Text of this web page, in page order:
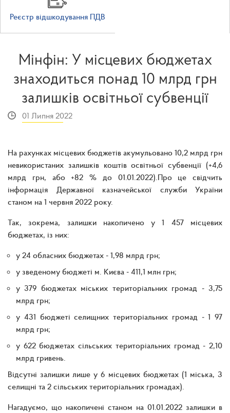
Реєстр відшкодування ПДВ
Мінфін: У місцевих бюджетах
знаходиться понад 10 млрд грн
залишків освітньої субвенції
01 Липня 2022
На рахунках місцевих бюджетів акумульовано 10,2 млрд грн
невикористаних залишків коштів освітньої субвенції (+4,6
млрд грн, або +82 % до 01.01.2022).Про це свідчить
інформація Державної казначейської служби України
станом на 1 червня 2022 року.
Так, зокрема, залишки накопичено у 1 457 місцевих
бюджетах, із них:
у 24 обласних бюджетах ‒ 1,98 млрд грн;
у зведеному бюджеті м. Києва ‒ 411,1 млн грн;
у 379 бюджетах міських територіальних громад ‒ 3,75
млрд грн;
у 431 бюджеті селищних територіальних громад ‒ 1 97
млрд грн;
у 622 бюджетах сільських територіальних громад ‒ 2,10
млрд гривень.
Відсутні залишки лише у 6 місцевих бюджетах (1 міська, 3
селищні та 2 сільських територіальних громадах).
Нагадуємо, що накопичені станом на 01.01.2022 залишки в